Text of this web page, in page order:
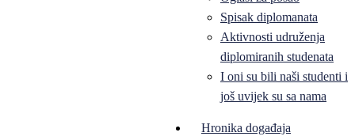
Spisak diplomanata
Aktivnosti udruženja
diplomiranih studenata
I oni su bili naši studenti i
još uvijek su sa nama
Hronika događaja